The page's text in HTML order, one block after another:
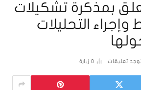
بمذكرة تشكيلات
التحليلات
توجد تعليقات 0 زيارة